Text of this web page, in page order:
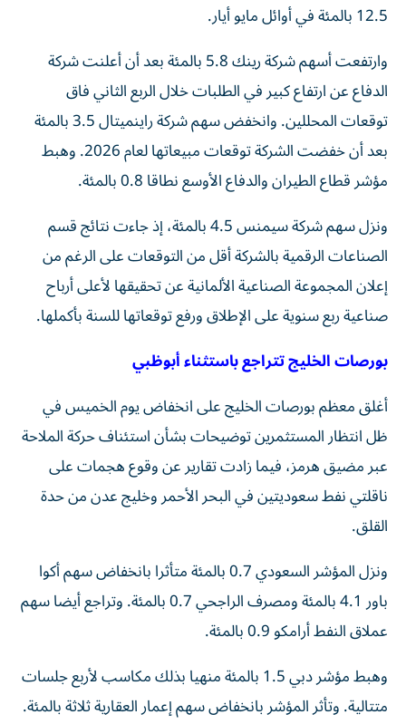
12.5 بالمئة في أوائل مايو أيار.
وارتفعت أسهم شركة رينك 5.8 بالمئة ‌بعد أن أعلنت ‌شركة
الدفاع عن ارتفاع كبير في ⁠الطلبات خلال الربع الثاني فاق
توقعات المحللين. وانخفض سهم شركة ‌راينميتال 3.5 بالمئة
بعد أن خفضت الشركة توقعات مبيعاتها لعام 2026. وهبط
مؤشر قطاع الطيران والدفاع الأوسع نطاقا 0.8 بالمئة.
ونزل سهم ⁠شركة سيمنس 4.5 بالمئة، إذ جاءت نتائج قسم
الصناعات الرقمية ​بالشركة أقل من التوقعات على الرغم من
إعلان المجموعة الصناعية الألمانية عن تحقيقها لأعلى أرباح
صناعية ربع سنوية على الإطلاق ورفع توقعاتها ⁠للسنة بأكملها.
بورصات الخليج تتراجع باستثناء أبوظبي
أغلق معظم بورصات الخليج على انخفاض يوم الخميس في
ظل انتظار المستثمرين توضيحات بشأن استئناف حركة الملاحة
عبر مضيق هرمز، فيما زادت تقارير ‌عن وقوع هجمات على
ناقلتي نفط سعوديتين في البحر الأحمر وخليج عدن ​من حدة
⁠القلق.
ونزل المؤشر السعودي 0.7 بالمئة ‌متأثرا بانخفاض سهم أكوا
باور 4.1 بالمئة ومصرف الراجحي 0.7 بالمئة. وتراجع أيضا سهم
عملاق النفط أرامكو 0.9 بالمئة.
وهبط مؤشر دبي 1.5 بالمئة منهيا بذلك مكاسب لأربع جلسات
متتالية. ‌وتأثر المؤشر بانخفاض سهم إعمار العقارية ثلاثة بالمئة.